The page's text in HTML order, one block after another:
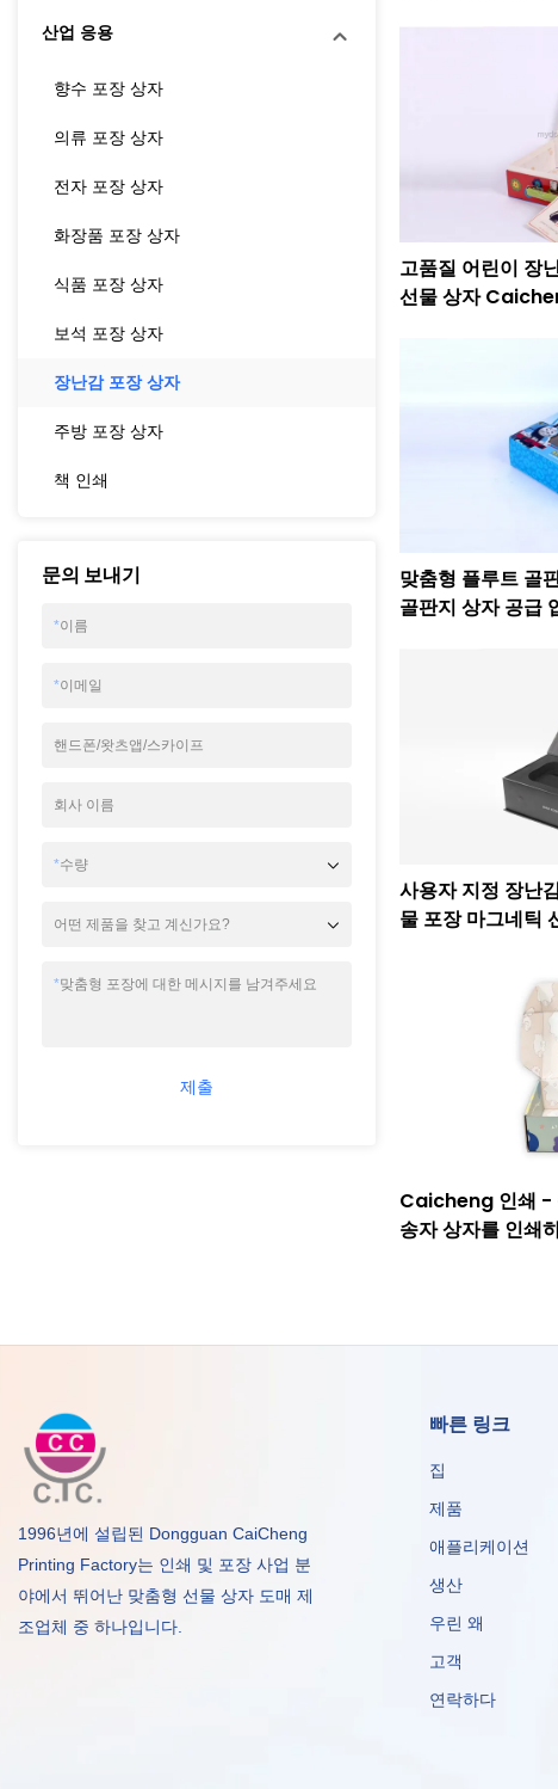
산업 응용
향수 포장 상자
의류 포장 상자
전자 포장 상자
화장품 포장 상자
식품 포장 상자
보석 포장 상자
장난감 포장 상자
주방 포장 상자
책 인쇄
문의 보내기
*이름
*이메일
핸드폰/왓츠앱/스카이프
회사 이름
*수량
어떤 제품을 찾고 계신가요?
*맞춤형 포장에 대한 메시지를 남겨주세요
제출
고품질 어린이 장
선물 상자
맞춤형 플루트 골
골판지 상자 공
사용자 지정 장난
물 포장 마그네틱
Caicheng 인쇄 -
송자 상자를 인쇄
1996년에 설립된 Dongguan CaiCheng
Printing Factory는 인쇄 및 포장 사업 분
야에서 뛰어난 맞춤형 선물 상자 도매 제
조업체 중 하나입니다.
빠른 링크
집
제품
애플리케이션
생산
우린 왜
고객
연락하다